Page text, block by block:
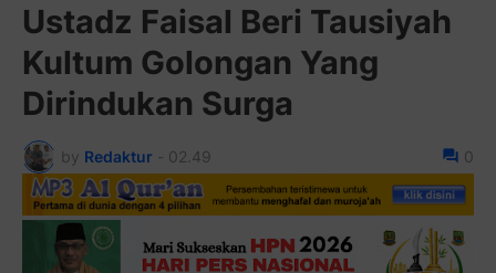
Ustadz Faisal Beri Tausiyah
Kultum Golongan Yang
Dirindukan Surga
by Redaktur - 02.49 0